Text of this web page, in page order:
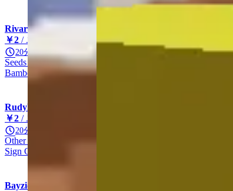
Rivaro
￥2 / ユニット
20分
Seeds Other Other
Bamboo
RudyManShop
￥2 / ユニット
20分
Other
Sign Crate
BayzidSTORE